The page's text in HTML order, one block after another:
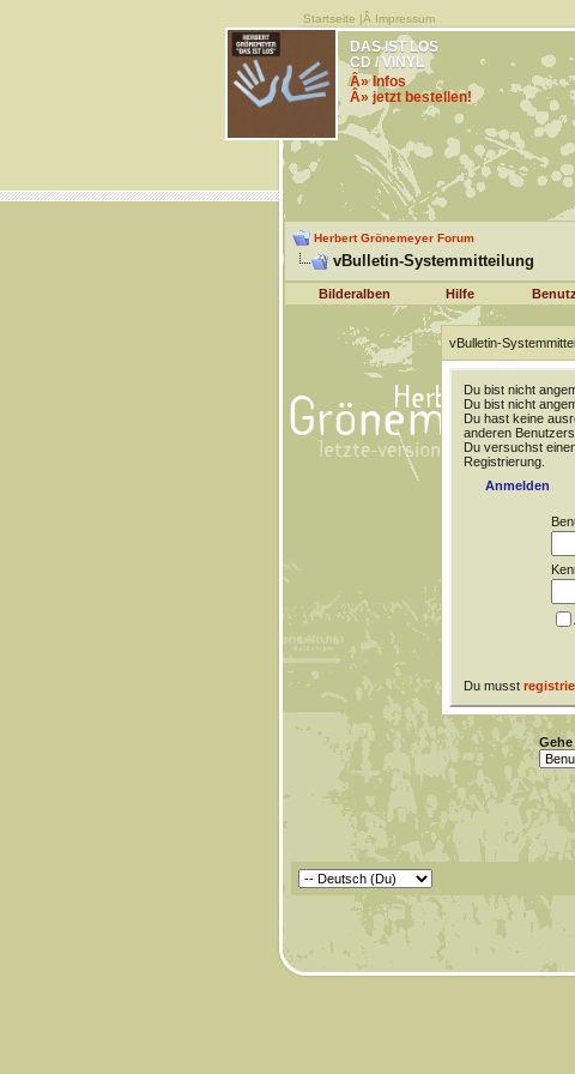
Startseite |Â Impressum
DAS IST LOS
CD / VINYL
Â» Infos
Â» jetzt bestellen!
Herbert Grönemeyer Forum
vBulletin-Systemmitteilung
Bilderalben Hilfe
vBulletin-
Du bist nicht
Du bist nicht
Du hast keine
anderen
Du versuchst
Registrierung.
Anmelden
Du musst